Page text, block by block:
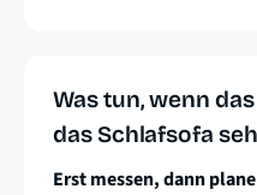
Was tun, wenn
das Schlafsofa
Erst messen, dann